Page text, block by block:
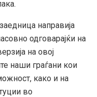
направија
одговарајќи на
на овој
наши граѓани кои
како и на
во